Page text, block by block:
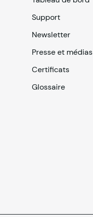
Support
Newsletter
Presse et médias
Certificats
Glossaire